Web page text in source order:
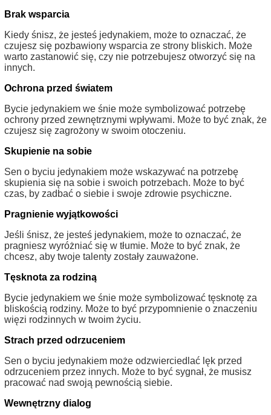
Brak wsparcia
Kiedy śnisz, że jesteś jedynakiem, może to oznaczać, że
czujesz się pozbawiony wsparcia ze strony bliskich. Może
warto zastanowić się, czy nie potrzebujesz otworzyć się na
innych.
Ochrona przed światem
Bycie jedynakiem we śnie może symbolizować potrzebę
ochrony przed zewnętrznymi wpływami. Może to być znak, że
czujesz się zagrożony w swoim otoczeniu.
Skupienie na sobie
Sen o byciu jedynakiem może wskazywać na potrzebę
skupienia się na sobie i swoich potrzebach. Może to być
czas, by zadbać o siebie i swoje zdrowie psychiczne.
Pragnienie wyjątkowości
Jeśli śnisz, że jesteś jedynakiem, może to oznaczać, że
pragniesz wyróżniać się w tłumie. Może to być znak, że
chcesz, aby twoje talenty zostały zauważone.
Tęsknota za rodziną
Bycie jedynakiem we śnie może symbolizować tęsknotę za
bliskością rodziny. Może to być przypomnienie o znaczeniu
więzi rodzinnych w twoim życiu.
Strach przed odrzuceniem
Sen o byciu jedynakiem może odzwierciedlać lęk przed
odrzuceniem przez innych. Może to być sygnał, że musisz
pracować nad swoją pewnością siebie.
Wewnętrzny dialog